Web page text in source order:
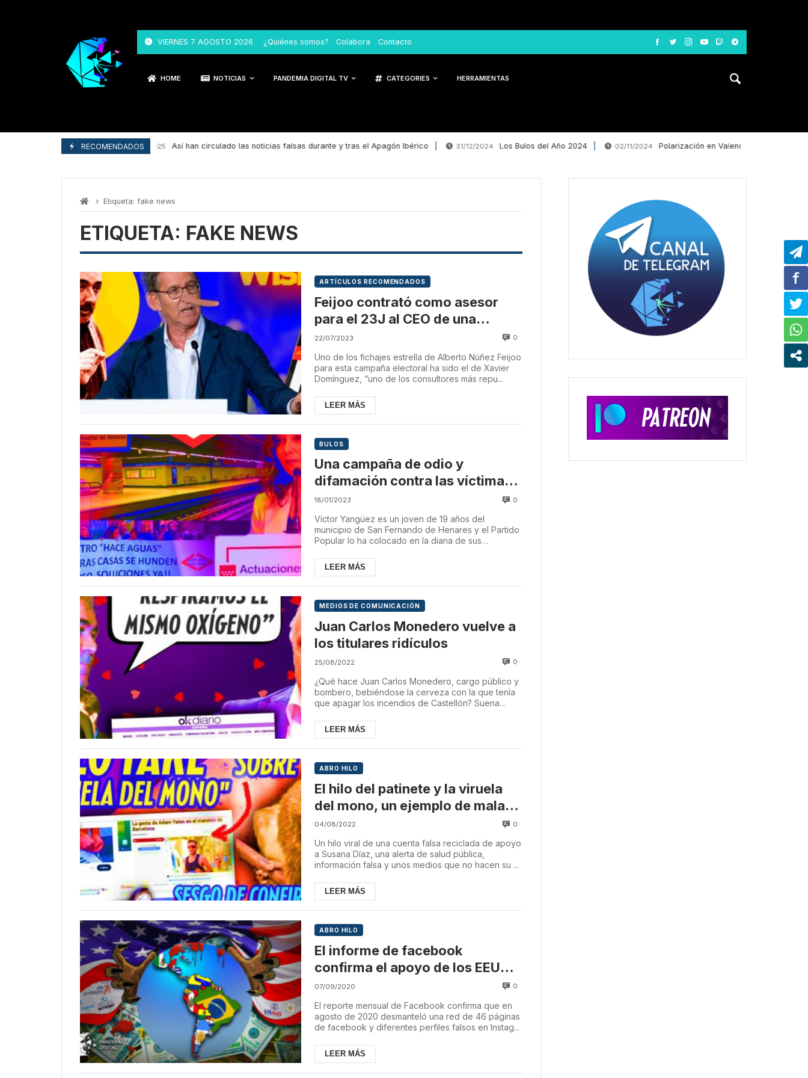
VIERNES 7 AGOSTO 2026 ¿Quiénes somos? Colabora Contacto
HOME NOTICIAS PANDEMIA DIGITAL TV CATEGORIES HERRAMIENTAS
RECOMENDADOS
29/04/2025 Así han circulado las noticias falsas durante y tras el Apagón Ibérico 31/12/2024 Los Bulos del Año 2024 02/11/2024 Polarización en Valencia: La
Etiqueta: fake news
ETIQUETA: FAKE NEWS
ARTÍCULOS RECOMENDADOS
Feijoo contrató como asesor
para el 23J al CEO de una
empresa de desinformación
22/07/2023 0
Uno de los fichajes estrella de Alberto Núñez Feijoo
para esta campaña electoral ha sido el de Xavier
Domínguez, “uno de los consultores más repu...
LEER MÁS
BULOS
Una campaña de odio y
difamación contra las víctimas
de las obras del Metro
18/01/2023 0
Víctor Yangüez es un joven de 19 años del
municipio de San Fernando de Henares y el Partido
Popular lo ha colocado en la diana de sus
LEER MÁS
MEDIOS DE COMUNICACIÓN
Juan Carlos Monedero vuelve a
los titulares ridículos
25/08/2022 0
¿Qué hace Juan Carlos Monedero, cargo público y
bombero, bebiéndose la cerveza con la que tenía
que apagar los incendios de Castellón? Suena
LEER MÁS
ABRO HILO
El hilo del patinete y la viruela
del mono, un ejemplo de mala
praxis de los medios
04/08/2022 0
Un hilo viral de una cuenta falsa reciclada de apoyo
a Susana Díaz, una alerta de salud pública,
información falsa y unos medios que no hacen su ...
LEER MÁS
ABRO HILO
El informe de facebook
confirma el apoyo de los EEUU
al golpe de estado en Bolivia y
contra los gobiernos de México
y Venezuela
07/09/2020 0
El reporte mensual de Facebook confirma que en
agosto de 2020 desmanteló una red de 46 páginas
de facebook y diferentes perfiles falsos en Instag...
LEER MÁS